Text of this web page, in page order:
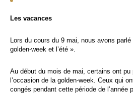
Les vacances
Lors du cours du 9 mai, nous avons
golden-week et l’été ».
Au début du mois de mai, certains ont
l’occasion de la golden-week. Ceux qui
congés pendant cette période de l’année